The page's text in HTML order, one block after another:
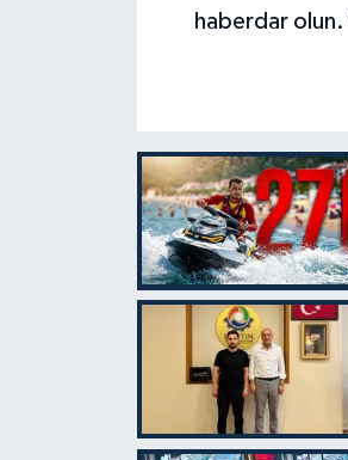
haberdar olun.